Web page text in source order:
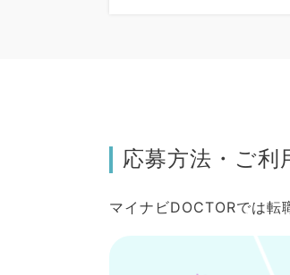
応募方法・ご利
マイナビDOCTORでは転